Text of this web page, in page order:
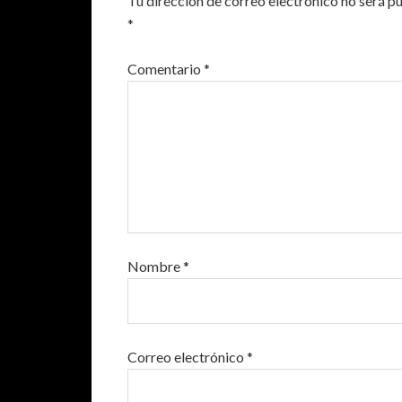
*
Comentario *
Nombre*
Correo electrónico *